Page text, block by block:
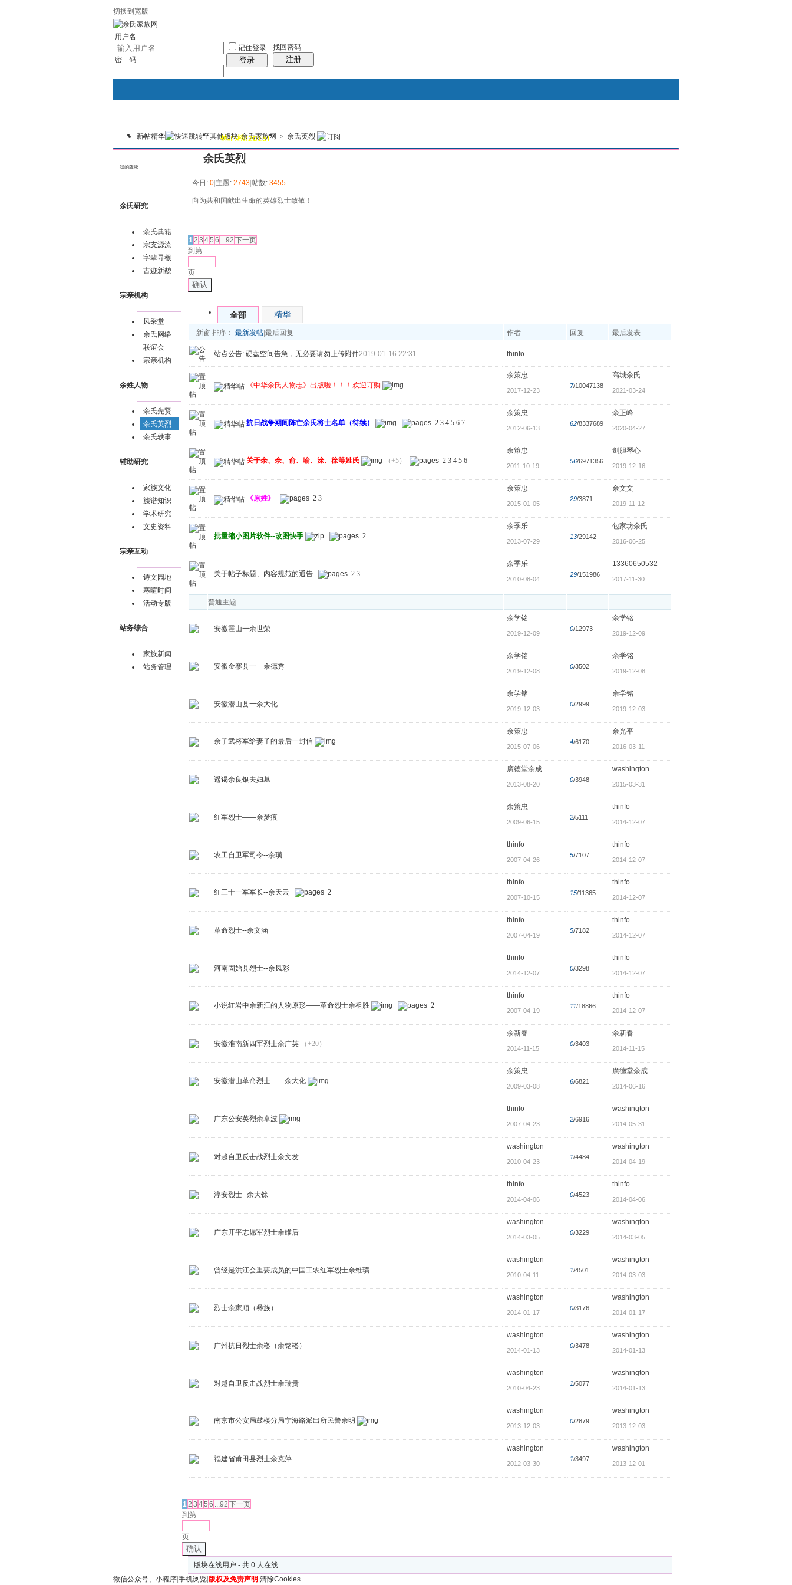
切换到宽版
用户名
密 码
记住登录
登录
找回密码
注册
我的 讨论区 热心榜(2015) 风采堂
新帖精华 余氏家族网 > 余氏英烈
我的版块
余氏研究
余氏典籍
宗支源流
字辈寻根
古迹新貌
宗亲机构
风采堂
余氏网络
联谊会
宗亲机构
余姓人物
余氏先贤
余氏英烈
余氏轶事
辅助研究
家族文化
族谱知识
学术研究
文史资料
宗亲互动
诗文园地
寒暄时间
活动专版
站务综合
家族新闻
站务管理
余氏英烈
今日: 0|主题: 2743|帖数: 3455
向为共和国献出生命的英雄烈士致敬！
12 3 45 6 ...92 下一页
到第
页
确认
全部 精华
新窗 排序： 最新发帖|最后回复 作者 回复 最后发表
站点公告: 硬盘空间告急，无必要请勿上传附件2019-01-16 22:31 thinfo
《中华余氏人物志》出版啦！！！欢迎订购
余策忠
2017-12-23
7/10047138
高城余氏
2021-03-24
抗日战争期间阵亡余氏将士名单（待续） 2 3 4 5 6 7
余策忠
2012-06-13
62/8337689
余正峰
2020-04-27
关于余、佘、俞、喻、涂、徐等姓氏 （+5） 2 3 4 5 6
余策忠
2011-10-19
56/6971356
剑胆琴心
2019-12-16
《原姓》 2 3
余策忠
2015-01-05
29/3871
余文文
2019-11-12
批量缩小图片软件--改图快手 2
余季乐
2013-07-29
13/29142
包家坊余氏
2016-06-25
关于帖子标题、内容规范的通告 2 3
余季乐
2010-08-04
29/151986
13360650532
2017-11-30
普通主题
安徽霍山一余世荣
余学铭
2019-12-09
0/12973
余学铭
2019-12-09
安徽金寨县一 余德秀
余学铭
2019-12-08
0/3502
余学铭
2019-12-08
安徽潜山县一余大化
余学铭
2019-12-03
0/2999
余学铭
2019-12-03
余子武将军给妻子的最后一封信
余策忠
2015-07-06
4/6170
余光平
2016-03-11
遥谒余良银夫妇墓
廣德堂余成
2013-08-20
0/3948
washington
2015-03-31
红军烈士——余梦痕
余策忠
2009-06-15
2/5111
thinfo
2014-12-07
农工自卫军司令--余璜
thinfo
2007-04-26
5/7107
thinfo
2014-12-07
红三十一军军长--余天云 2
thinfo
2007-10-15
15/11365
thinfo
2014-12-07
革命烈士--余文涵
thinfo
2007-04-19
5/7182
thinfo
2014-12-07
河南固始县烈士--余凤彩
thinfo
2014-12-07
0/3298
thinfo
2014-12-07
小说红岩中余新江的人物原形——革命烈士余祖胜 2
thinfo
2007-04-19
11/18866
thinfo
2014-12-07
安徽淮南新四军烈士余广英 （+20）
余新春
2014-11-15
0/3403
余新春
2014-11-15
安徽潜山革命烈士——余大化
余策忠
2009-03-08
6/6821
廣德堂余成
2014-06-16
广东公安英烈余卓波
thinfo
2007-04-23
2/6916
washington
2014-05-31
对越自卫反击战烈士余文发
washington
2010-04-23
1/4484
washington
2014-04-19
淳安烈士--余大馀
thinfo
2014-04-06
0/4523
thinfo
2014-04-06
广东开平志愿军烈士余维后
washington
2014-03-05
0/3229
washington
2014-03-05
曾经是洪江会重要成员的中国工农红军烈士余维璜
washington
2010-04-11
1/4501
washington
2014-03-03
烈士余家顺（彝族）
washington
2014-01-17
0/3176
washington
2014-01-17
广州抗日烈士余崧（余铭崧）
washington
2014-01-13
0/3478
washington
2014-01-13
对越自卫反击战烈士余瑞贵
washington
2010-04-23
1/5077
washington
2014-01-13
南京市公安局鼓楼分局宁海路派出所民警余明
washington
2013-12-03
0/2879
washington
2013-12-03
福建省莆田县烈士余克萍
washington
2012-03-30
1/3497
washington
2013-12-01
12 3 45 6 ...92 下一页
到第
页
确认
版块在线用户 - 共 0 人在线
微信公众号、小程序|手机浏览|版权及免责声明 |清除Cookies